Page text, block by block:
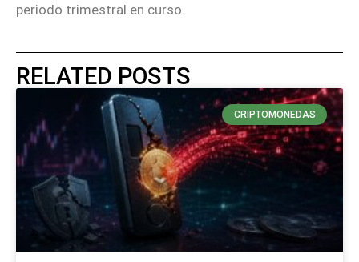
periodo trimestral en curso.
RELATED POSTS
CRIPTOMONEDAS